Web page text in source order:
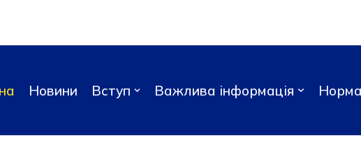
Новини Вступ Важлива інформація